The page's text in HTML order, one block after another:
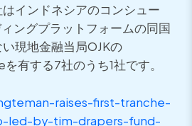
インドネシアのコンシュー
ングプラットフォームの同国
現地金融当局OJKの
有する7社のうち1社です。
raises-first-tranche-
led-by-tim-drapers-fund-